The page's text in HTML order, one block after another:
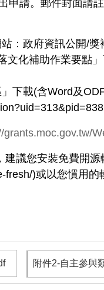
申請。郵件封面請
：政府資訊公開/獎
文化補助作業要點」
下載(含Word及
grants.moc.gov.tw/
建議您安裝免費開源
fresh/)或以您慣用的
附件2-自主參與